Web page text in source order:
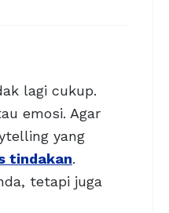
lagi cukup.
emosi. Agar
yang
tindakan.
tetapi juga